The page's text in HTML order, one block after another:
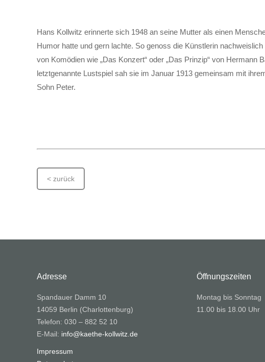
Hans Kollwitz erinnerte sich 1948 an seine Mutter als einen
Humor hatte und gern lachte. So genoss die Künstlerin
von Komödien wie „Das Konzert“ oder „Das Prinzip“ von Hermann
letztgenannte Lustspiel sah sie im Januar 1913 gemeinsam mit
Sohn Peter.
< zurück
Adresse
Spandauer Damm 10
14059 Berlin (Charlottenburg)
Telefon: 030 – 882 52 10
E-Mail: info@kaethe-kollwitz.de
Impressum
Öffnungszeiten
Montag bis Sonntag
11.00 bis 18.00 Uhr